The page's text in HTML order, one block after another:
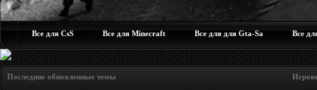
Все для CsS Все для Minecraft Все для для Gta-Sa Все
Последние обновленные темы Игровые